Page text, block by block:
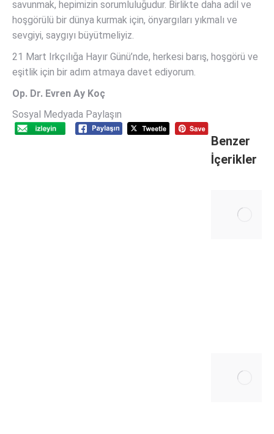
savunmak, hepimizin sorumluluğudur. Birlikte daha adil ve
hoşgörülü bir dünya kurmak için, önyargıları yıkmalı ve
sevgiyi, saygıyı büyütmeliyiz.
21 Mart Irkçılığa Hayır Günü’nde, herkesi barış, hoşgörü ve
eşitlik için bir adım atmaya davet ediyorum.
Op. Dr. Evren Ay Koç
Sosyal Medyada Paylaşın
Benzer
İçerikler